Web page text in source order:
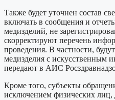
Также будет уточнен состав
включать в сообщения и
медизделий, не
скорректируют перечень
проведения. В частности,
медизделия с искусственным
передают в АИС
Кроме того, субъекты
исключением физических лиц,